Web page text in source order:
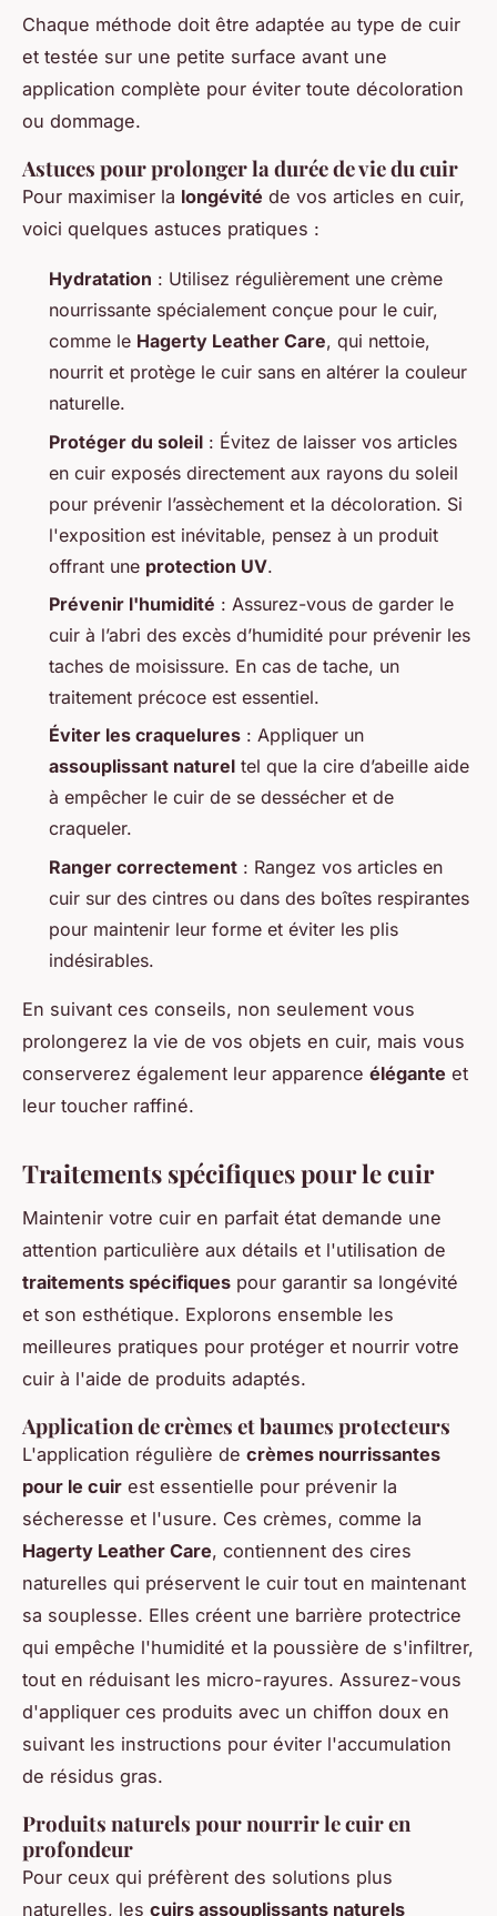
Chaque méthode doit être adaptée au type de cuir
et testée sur une petite surface avant une
application complète pour éviter toute décoloration
ou dommage.
Astuces pour prolonger la durée de vie du cuir
Pour maximiser la longévité de vos articles en cuir,
voici quelques astuces pratiques :
Hydratation : Utilisez régulièrement une crème
nourrissante spécialement conçue pour le cuir,
comme le Hagerty Leather Care, qui nettoie,
nourrit et protège le cuir sans en altérer la couleur
naturelle.
Protéger du soleil : Évitez de laisser vos articles
en cuir exposés directement aux rayons du soleil
pour prévenir l’assèchement et la décoloration. Si
l'exposition est inévitable, pensez à un produit
offrant une protection UV.
Prévenir l'humidité : Assurez-vous de garder le
cuir à l’abri des excès d’humidité pour prévenir les
taches de moisissure. En cas de tache, un
traitement précoce est essentiel.
Éviter les craquelures : Appliquer un
assouplissant naturel tel que la cire d’abeille aide
à empêcher le cuir de se dessécher et de
craqueler.
Ranger correctement : Rangez vos articles en
cuir sur des cintres ou dans des boîtes respirantes
pour maintenir leur forme et éviter les plis
indésirables.
En suivant ces conseils, non seulement vous
prolongerez la vie de vos objets en cuir, mais vous
conserverez également leur apparence élégante et
leur toucher raffiné.
Traitements spécifiques pour le cuir
Maintenir votre cuir en parfait état demande une
attention particulière aux détails et l'utilisation de
traitements spécifiques pour garantir sa longévité
et son esthétique. Explorons ensemble les
meilleures pratiques pour protéger et nourrir votre
cuir à l'aide de produits adaptés.
Application de crèmes et baumes protecteurs
L'application régulière de crèmes nourrissantes
pour le cuir est essentielle pour prévenir la
sécheresse et l'usure. Ces crèmes, comme la
Hagerty Leather Care, contiennent des cires
naturelles qui préservent le cuir tout en maintenant
sa souplesse. Elles créent une barrière protectrice
qui empêche l'humidité et la poussière de s'infiltrer,
tout en réduisant les micro-rayures. Assurez-vous
d'appliquer ces produits avec un chiffon doux en
suivant les instructions pour éviter l'accumulation
de résidus gras.
Produits naturels pour nourrir le cuir en
profondeur
Pour ceux qui préfèrent des solutions plus
naturelles, les cuirs assouplissants naturels